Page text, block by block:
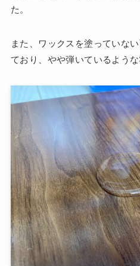
た。
また、ワックスを塗っていな
ており、やや弾いているような